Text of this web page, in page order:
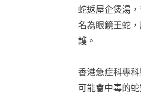
蛇返屋企煲湯
名為眼鏡王蛇
護。
香港急症科專
可能會中毒的